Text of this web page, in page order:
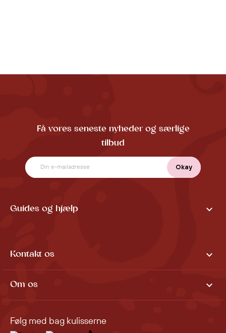
Få vores seneste nyheder og særlige
tilbud
Guides og hjælp 
Kontakt os 
Om os 
Følg med bag kulisserne